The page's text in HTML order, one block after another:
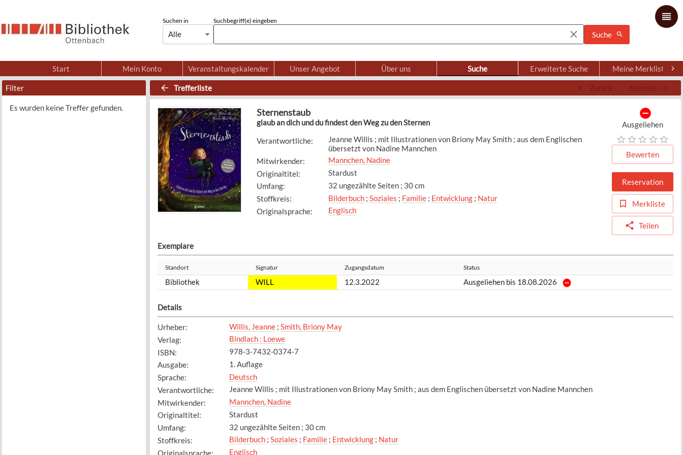
Suchen in
Alle
Suchbegriff(e) eingeben
Suche
Start Mein Konto Veranstaltungskalender Unser Angebot Über uns Suche Erweiterte Suche Meine Merkliste
Filter
Es wurden keine Treffer gefunden.
Trefferliste Zurück Nächste
Sternenstaub
glaub an dich und du findest den Weg zu den Sternen
Verantwortliche:
Jeanne Willis ; mit Illustrationen von Briony May Smith ; aus dem Englischen
übersetzt von Nadine Mannchen
Mitwirkender:
Mannchen, Nadine
Originaltitel:
Stardust
Umfang:
32 ungezählte Seiten ; 30 cm
Stoffkreis: Bilderbuch; Soziales ; Familie; Entwicklung; Natur
Originalsprache: Englisch
Ausgeliehen
Bewerten
Reservation
Merkliste
Teilen
Exemplare
Standort Signatur Zugangsdatum Status
Bibliothek WILL 12.3.2022 Ausgeliehen bis 18.08.2026
Details
Urheber: Willis, Jeanne; Smith, Briony May
Verlag:
Bindlach : Loewe
ISBN:
978-3-7432-0374-7
Ausgabe:
1. Auflage
Sprache:
Deutsch
Verantwortliche:
Jeanne Willis ; mit Illustrationen von Briony May Smith ; aus dem Englischen übersetzt von Nadine Mannchen
Mitwirkender:
Mannchen, Nadine
Originaltitel:
Stardust
Umfang:
32 ungezählte Seiten ; 30 cm
Stoffkreis: Bilderbuch; Soziales ; Familie; Entwicklung; Natur
Originalsprache: Englisch